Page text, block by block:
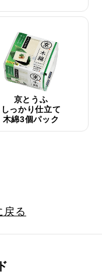
京とうふ
しっかり仕立て
木綿3個パック
戻る